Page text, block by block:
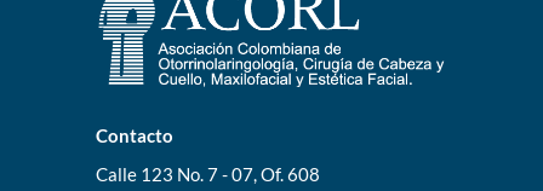
Contacto
Calle 123 No. 7 - 07, Of. 608